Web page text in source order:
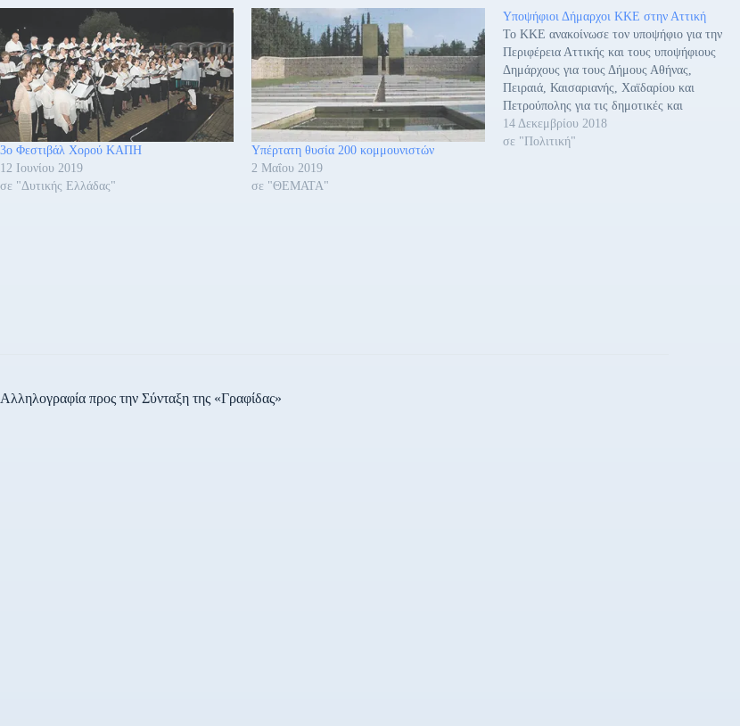
3ο Φεστιβάλ Χορού ΚΑΠΗ
12 Ιουνίου 2019
σε "Δυτικής Ελλάδας"
Υπέρτατη θυσία 200 κομμουνιστών
2 Μαΐου 2019
σε "ΘΕΜΑΤΑ"
Υποψήφιοι Δήμαρχοι ΚΚΕ στην Αττική
Το ΚΚΕ ανακοίνωσε τον υποψήφιο για την
Περιφέρεια Αττικής και τους υποψήφιους
Δημάρχους για τους Δήμους Αθήνας,
Πειραιά, Καισαριανής, Χαϊδαρίου και
Πετρούπολης για τις δημοτικές και
περιφερειακές εκλογές. - Για την Περιφέρεια
Αττικής: Υποψήφιος Περιφερειάρχης θα είναι
14 Δεκεμβρίου 2018
σε "Πολιτική"
Αλληλογραφία προς την Σύνταξη της «Γραφίδας»